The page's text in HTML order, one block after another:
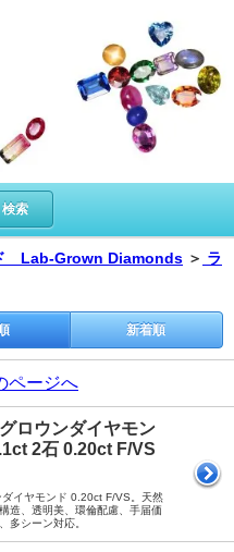
検索
Lab-Grown Diamonds ＞ ラ
新着順
ページへ
ロウンダイヤモン
2石 0.20ct F/VS
イヤモンド 0.20ct F/VS。天然
造、透明美、環倫配慮、手届価
多シーン対応。